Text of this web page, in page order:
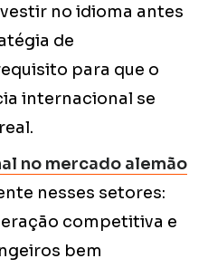
no idioma antes
de
para que o
internacional se
no mercado alemão
nesses setores:
competitiva e
bem